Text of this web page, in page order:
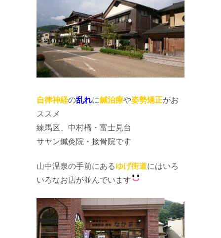
自律神経の乱れに鍼治療や姿勢矯正がお
ススメ
練馬区、中村橋・富士見台
サヤン鍼灸院・接骨院です
山中温泉の手前にあるゆげ街道にはいろ
いろなお店が並んでいます